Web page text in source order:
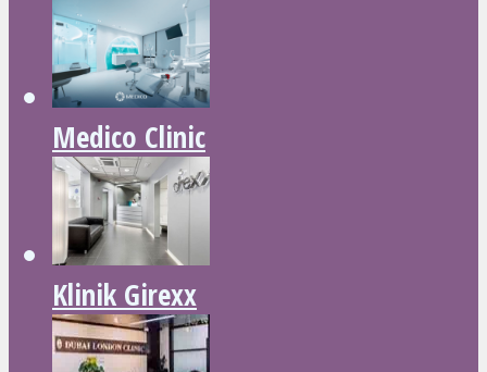
Medico Clinic
Klinik Girexx